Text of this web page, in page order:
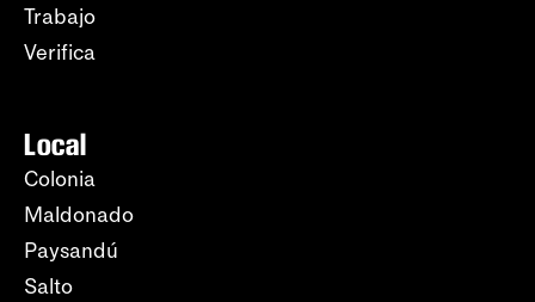
Trabajo
Verifica
Local
Colonia
Maldonado
Paysandú
Salto